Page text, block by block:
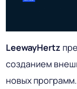
LeewayHertz
созданием
новых